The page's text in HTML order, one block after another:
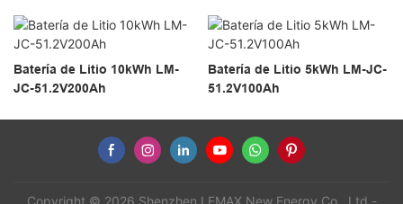
Batería de Litio 10kWh LM-
JC-51.2V200Ah
Batería de Litio 5kWh LM-JC-
51.2V100Ah
Copyright © 2026 Shenzhen LEMAX New Energy Co., Ltd -